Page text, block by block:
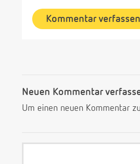
Kommentar verfassen
Neuen Kommentar
Um einen neuen Kommentar